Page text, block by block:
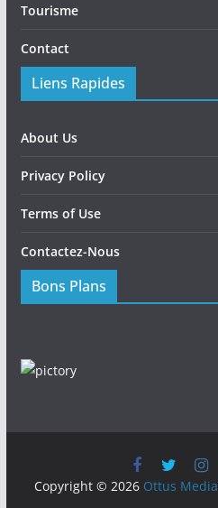
Tourisme
Contact
Liens Rapides
About Us
Privacy Policy
Terms of Use
Contactez-Nous
Bons Plans
Copyright © 2026 Ottus Media